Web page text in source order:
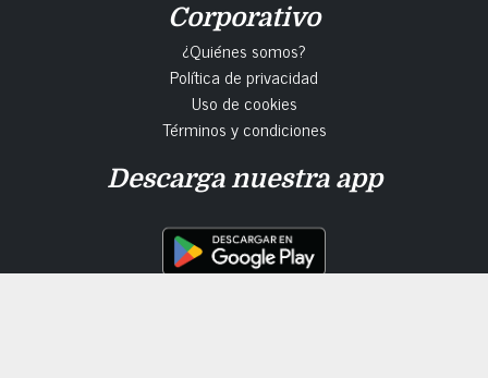
Corporativo
¿Quiénes somos?
Política de privacidad
Uso de cookies
Términos y condiciones
Descarga nuestra app